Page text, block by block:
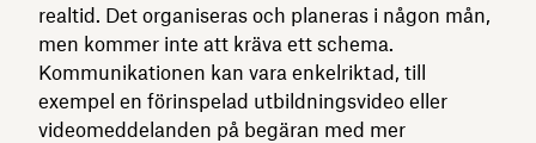
realtid. Det organiseras och planeras i någon mån,
men kommer inte att kräva ett schema.
Kommunikationen kan vara enkelriktad, till
exempel en förinspelad utbildningsvideo eller
videomeddelanden på begäran med mer